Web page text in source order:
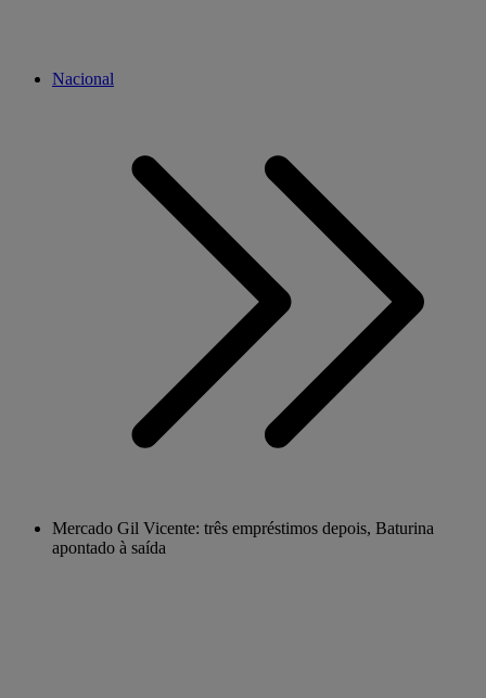
Nacional
Mercado Gil Vicente: três empréstimos depois, Baturina
apontado à saída